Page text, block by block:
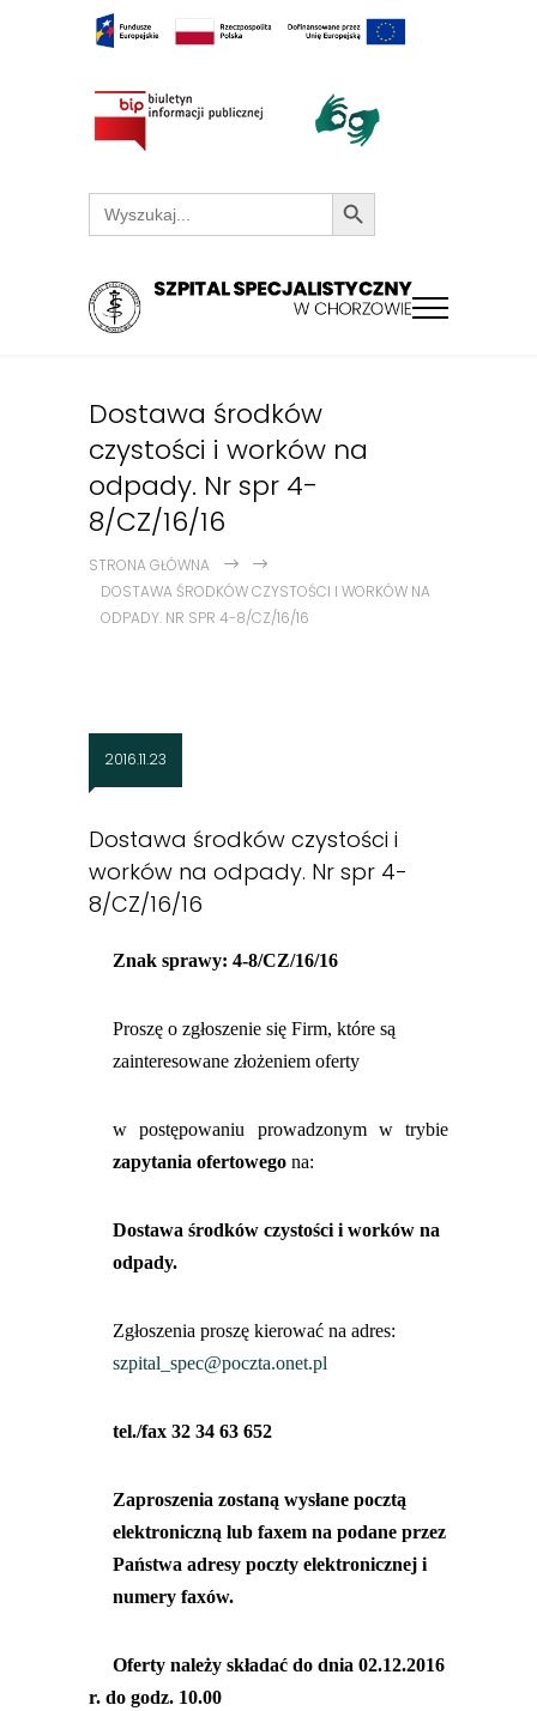
Search
for:
Search Button
Dostawa środków
czystości i worków na
odpady. Nr spr 4-
8/CZ/16/16
STRONA GŁÓWNA
DOSTAWA ŚRODKÓW CZYSTOŚCI I WORKÓW NA
ODPADY. NR SPR 4-8/CZ/16/16
2016.11.23
Dostawa środków czystości i
worków na odpady. Nr spr 4-
8/CZ/16/16
Znak sprawy: 4-8/CZ/16/16
Proszę o zgłoszenie się Firm, które są
zainteresowane złożeniem oferty
w postępowaniu prowadzonym w trybie
zapytania ofertowego na:
Dostawa środków czystości i worków na
odpady.
Zgłoszenia proszę kierować na adres:
szpital_spec@poczta.onet.pl
tel./fax 32 34 63 652
Zaproszenia zostaną wysłane pocztą
elektroniczną lub faxem na podane przez
Państwa adresy poczty elektronicznej i
numery faxów.
Oferty należy składać do dnia 02.12.2016
r. do godz. 10.00